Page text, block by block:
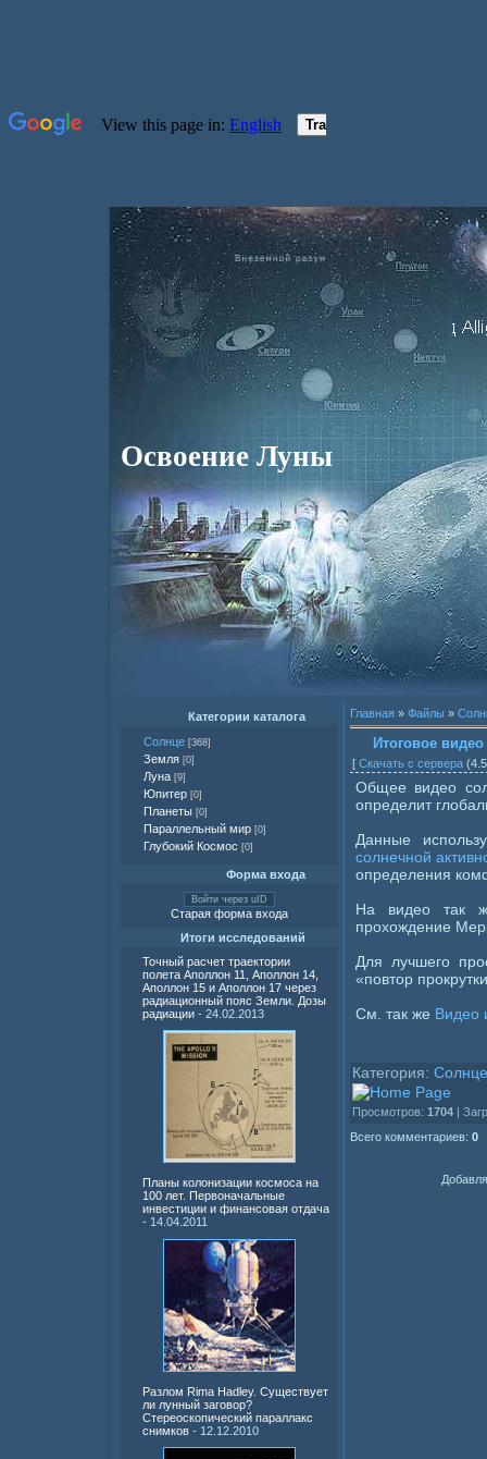
Освоение Луны
Категории каталога
Солнце [368]
Земля [0]
Луна [9]
Юпитер [0]
Планеты [0]
Параллельный мир [0]
Глубокий Космос [0]
Форма входа
Войти через uID
Старая форма входа
Итоги исследований
Точный расчет траектории
полета Аполлон 11, Аполлон 14,
Аполлон 15 и Аполлон 17 через
радиационный пояс Земли. Дозы
радиации - 24.02.2013
Планы колонизации космоса на
100 лет. Первоначальные
инвестиции и финансовая отдача
- 14.04.2011
Разлом Rima Hadley. Существует
ли лунный заговор?
Стереоскопический параллакс
снимков - 12.12.2010
Главная » Файлы »
Итоговое
[ Скачать с сервера
Общее видео
определит
Данные
солнечной
определения
На видео так
прохождение
Для лучшего
«повтор
См. так же Видео
Категория: Солнце
Просмотров: 1704 |
Всего комментариев: 0